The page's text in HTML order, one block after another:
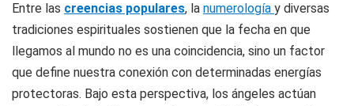
Entre las creencias populares, la numerología y diversas
tradiciones espirituales sostienen que la fecha en que
llegamos al mundo no es una coincidencia, sino un factor
que define nuestra conexión con determinadas energías
protectoras. Bajo esta perspectiva, los ángeles actúan